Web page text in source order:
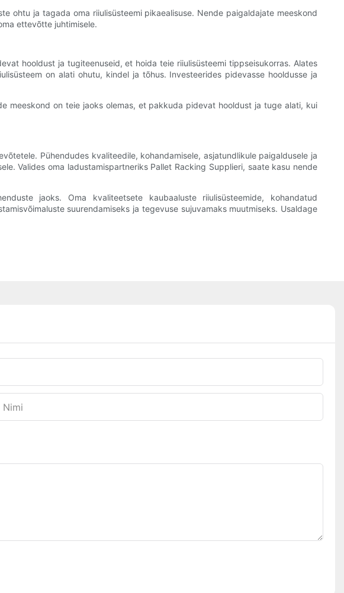
ohtu ja tagada oma riiulisüsteemi pikaealisuse. Nende paigaldajate meeskond
ettevõtte juhtimisele.
hooldust ja tugiteenuseid, et hoida teie riiulisüsteemi tippseisukorras. Alates
on alati ohutu, kindel ja tõhus. Investeerides pidevasse hooldusse ja
meeskond on teie jaoks olemas, et pakkuda pidevat hooldust ja tuge alati, kui
Pühendudes kvaliteedile, kohandamisele, asjatundlikule paigaldusele ja
Valides oma ladustamispartneriks Pallet Racking Supplieri, saate kasu nende
jaoks. Oma kvaliteetsete kaubaaluste riiulisüsteemide, kohandatud
suurendamiseks ja tegevuse sujuvamaks muutmiseks. Usaldage